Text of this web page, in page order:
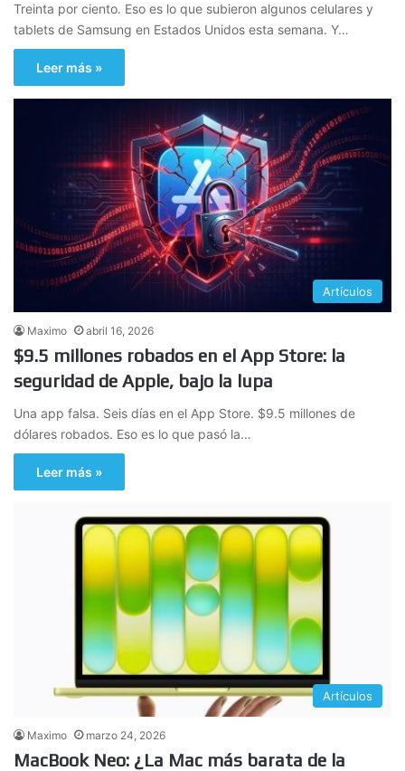
Treinta por ciento. Eso es lo que subieron algunos celulares y
tablets de Samsung en Estados Unidos esta semana. Y…
Leer más »
Artículos
Maximo abril 16, 2026
$9.5 millones robados en el App Store: la
seguridad de Apple, bajo la lupa
Una app falsa. Seis días en el App Store. $9.5 millones de
dólares robados. Eso es lo que pasó la…
Leer más »
Artículos
Maximo marzo 24, 2026
MacBook Neo: ¿La Mac más barata de la